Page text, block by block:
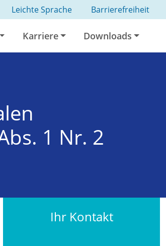
Leichte Sprache Barrierefreiheit
Karriere Downloads
1 Nr. 2
Ihr Kontakt